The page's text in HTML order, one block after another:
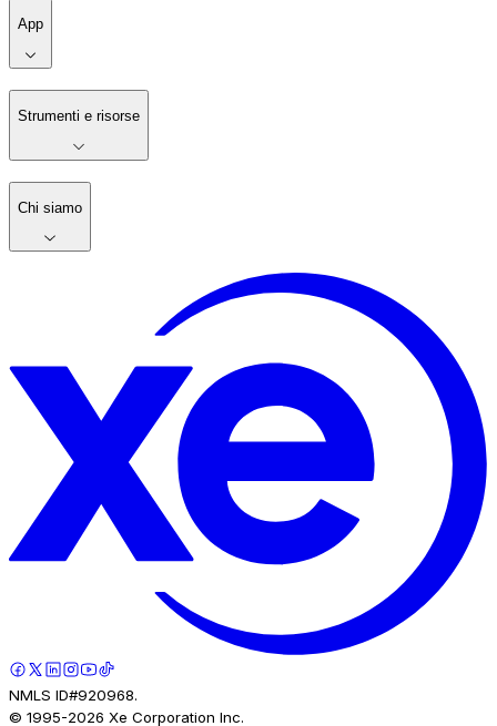
App
Strumenti e risorse
Chi siamo
NMLS ID#920968.
© 1995-2026 Xe Corporation Inc.